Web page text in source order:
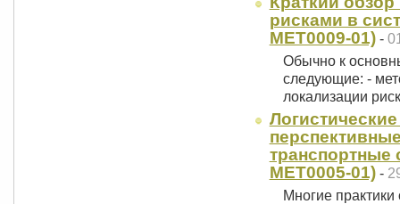
рисками в
MET0009-01)-
Обычно к
следующие: -
локализации
транспортные
MET0005-01)-
Многие практики